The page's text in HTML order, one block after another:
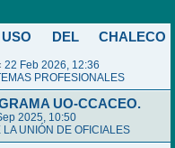
DEL CHALECO
22 Feb 2026, 12:36
PROFESIONALES
UO-CCACEO.
2025, 10:50
UNIÓN DE OFICIALES